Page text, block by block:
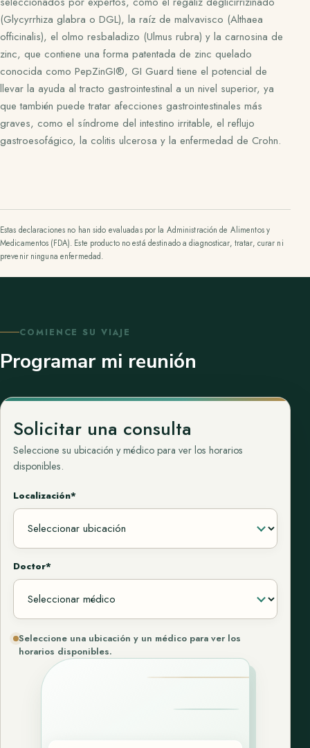
(Glycyrrhiza glabra o DGL), la raíz de malvavisco (Althaea
officinalis), el olmo resbaladizo (Ulmus rubra) y la carnosina de
zinc, que contiene una forma patentada de zinc quelado
conocida como PepZinGI®, GI Guard tiene el potencial de
llevar la ayuda al tracto gastrointestinal a un nivel superior, ya
que también puede tratar afecciones gastrointestinales más
graves, como el síndrome del intestino irritable, el reflujo
gastroesofágico, la colitis ulcerosa y la enfermedad de Crohn.
Estas declaraciones no han sido evaluadas por la Administración de Alimentos y
Medicamentos (FDA). Este producto no está destinado a diagnosticar, tratar, curar ni
prevenir ninguna enfermedad.
COMIENCE SU VIAJE
Programar mi reunión
Solicitar una consulta
Seleccione su ubicación y médico para ver los horarios
disponibles.
Localización*
Doctor*
Seleccione una ubicación y un médico para ver los
horarios disponibles.